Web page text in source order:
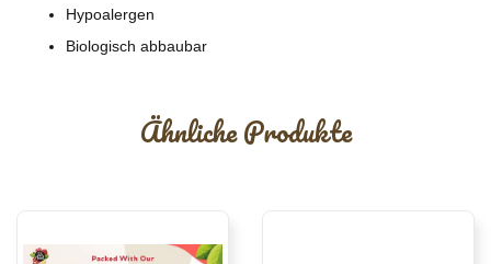
Hypoalergen
Biologisch abbaubar
Ähnliche Produkte